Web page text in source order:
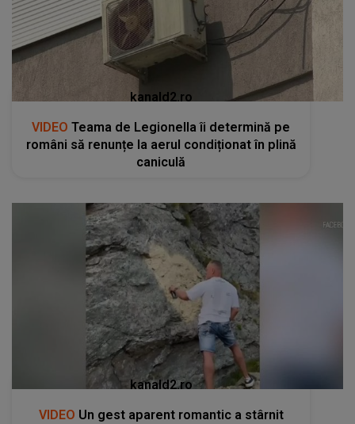
kanald2.ro
VIDEO Teama de Legionella îi determină pe
români să renunțe la aerul condiționat în plină
caniculă
kanald2.ro
VIDEO Un gest aparent romantic a stârnit